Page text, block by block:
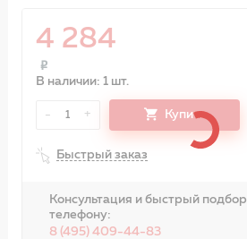
4 284
В наличии: 1 шт.
- 1 + Купить
Быстрый заказ
Консультация и быстрый
телефону:
8 (495) 409-44-83